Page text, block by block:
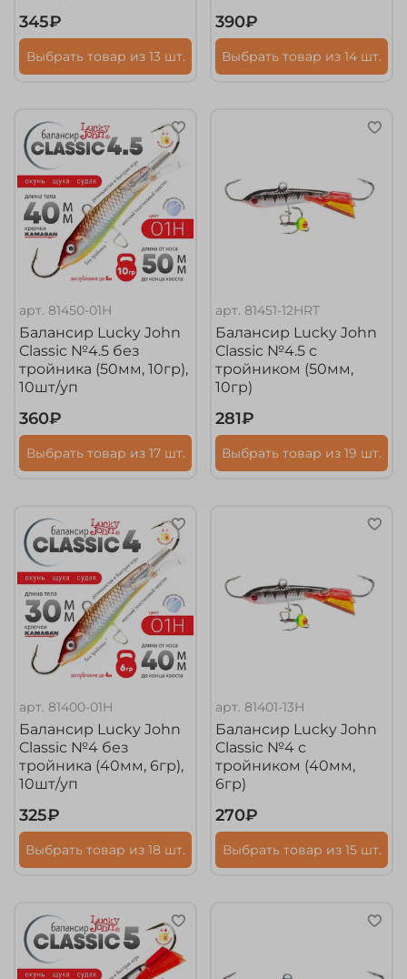
345₽
Выбрать товар из 13 шт.
390₽
Выбрать товар из 14 шт.
арт. 81450-01H
Балансир Lucky John
Classic №4.5 без
тройника (50мм, 10гр),
10шт/уп
360₽
Выбрать товар из 17 шт.
арт. 81451-12HRT
Балансир Lucky John
Classic №4.5 с
тройником (50мм,
10гр)
281₽
Выбрать товар из 19 шт.
арт. 81400-01H
Балансир Lucky John
Classic №4 без
тройника (40мм, 6гр),
10шт/уп
325₽
Выбрать товар из 18 шт.
арт. 81401-13H
Балансир Lucky John
Classic №4 с
тройником (40мм,
6гр)
270₽
Выбрать товар из 15 шт.